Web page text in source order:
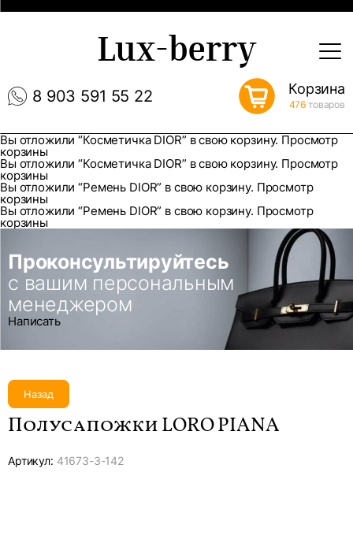
8 903 591 55 22
Lux-berry
Корзина
476 товаров
Вы отложили “Косметичка DIOR” в свою корзину. Просмотр
корзины
Вы отложили “Косметичка DIOR” в свою корзину. Просмотр
корзины
Вы отложили “Ремень DIOR” в свою корзину. Просмотр
корзины
Вы отложили “Ремень DIOR” в свою корзину. Просмотр
корзины
Проконсультируйтесь
с вашим персональным
менеджером
Написать
Назад
Полусапожки LORO PIANA
Артикул: 41673-3-142